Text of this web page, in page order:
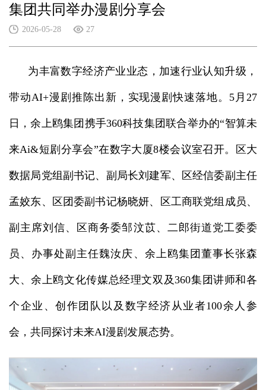
集团共同举办漫剧分享会
2026-05-28 27
为丰富数字经济产业业态，加速行业认知升级，
带动AI+漫剧推陈出新，实现漫剧快速落地。5月27
日，余上鸥集团携手360科技集团联合举办的“智算未
来Ai&短剧分享会”在数字大厦8楼会议室召开。区大
数据局党组副书记、副局长刘建军、区经信委副主任
孟姣东、区团委副书记杨晓妍、区工商联党组成员、
副主席刘信、区商务委邹汶苡、二郎街道党工委委
员、办事处副主任魏汝庆、余上鸥集团董事长张森
大、余上鸥文化传媒总经理文双及360集团讲师和各
个企业、创作团队以及数字经济从业者100余人参
会，共同探讨未来AI漫剧发展态势。